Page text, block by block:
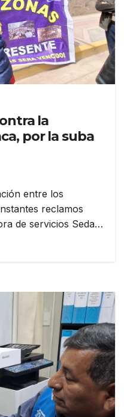
la
por la suba
entre los
reclamos
de servicios Seda…